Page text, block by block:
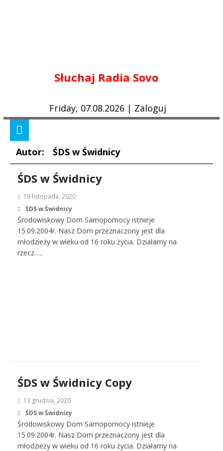
Słuchaj Radia Sovo
Friday, 07.08.2026 | Zaloguj
Autor: ŚDS w Świdnicy
ŚDS w Świdnicy
19 listopada, 2020
ŚDS w Świdnicy
Środowiskowy Dom Samopomocy istnieje
15.09.2004r. Nasz Dom przeznaczony jest dla
młodzieży w wieku od 16 roku życia. Działamy na
rzecz…..
ŚDS w Świdnicy Copy
13 grudnia, 2020
ŚDS w Świdnicy
Środowiskowy Dom Samopomocy istnieje
15.09.2004r. Nasz Dom przeznaczony jest dla
młodzieży w wieku od 16 roku życia. Działamy na